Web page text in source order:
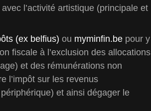
l’activité artistique (principale et
(ex belfius) ou myminfin.be pour y
fiscale à l’exclusion des allocations
et des rémunérations non
l’impôt sur les revenus
et ainsi dégager le